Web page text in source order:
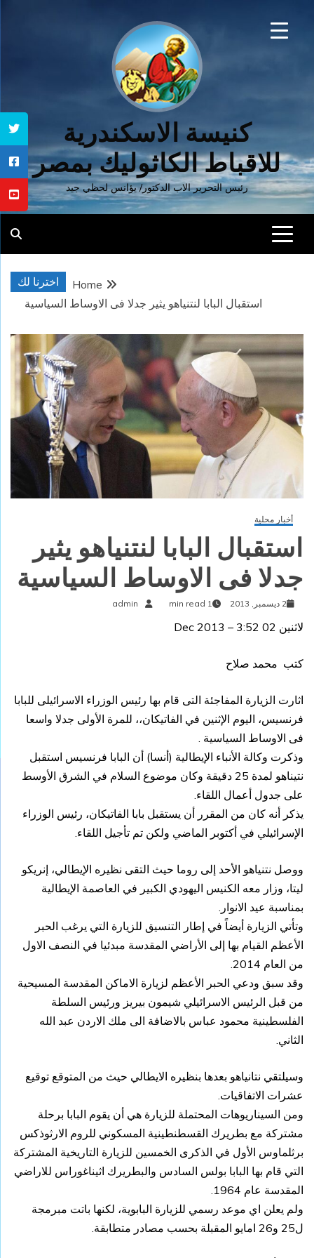
كنيسة الاسكندرية
للاقباط الكاثوليك بمصر
رئيس التحرير الاب الدكتور/ يؤانس لحظي جيد
اخترنا لك
Home
استقبال البابا لنتنياهو يثير جدلا فى الاوساط السياسية
أخبار محلية
استقبال البابا لنتنياهو يثير
جدلا فى الاوساط السياسية
2 ديسمبر, 2013 1 min read
admin
لاثنين 02 Dec 2013 – 3:52
كتب محمد صلاح
اثارت الزيارة المفاجئة التى قام بها رئيس الوزراء الاسرائيلى للبابا
فرنسيس، اليوم الإثنين في الفاتيكان،، للمرة الأولى جدلا واسعا
فى الاوساط السياسية .
وذكرت وكالة الأنباء الإيطالية (أنسا) أن البابا فرنسيس استقبل
نتيناهو لمدة 25 دقيقة وكان موضوع السلام في الشرق الأوسط
على جدول أعمال اللقاء.
يذكر أنه كان من المقرر أن يستقبل بابا الفاتيكان، رئيس الوزراء
الإسرائيلي في أكتوبر الماضي ولكن تم تأجيل اللقاء.
ووصل نتنياهو الأحد إلى روما حيث التقى نظيره الإيطالي، إنريكو
ليتا، وزار معه الكنيس اليهودي الكبير في العاصمة الإيطالية
بمناسبة عيد الانوار.
وتأتي الزيارة أيضاً في إطار التنسيق للزيارة التي يرغب الحبر
الأعظم القيام بها إلى الأراضي المقدسة مبدئيا في النصف الاول
من العام 2014.
وقد سبق ودعي الحبر الأعظم لزيارة الاماكن المقدسة المسيحية
من قبل الرئيس الاسرائيلي شيمون بيريز ورئيس السلطة
الفلسطينية محمود عباس بالاضافة الى ملك الاردن عبد الله
الثاني.
وسيلتقي نتانياهو بعدها بنظيره الايطالي حيث من المتوقع توقيع
عشرات الاتفاقيات.
ومن السيناريوهات المحتملة للزيارة هي أن يقوم البابا برحلة
مشتركة مع بطريرك القسطنطينية المسكوني للروم الارثوذكس
برثلماوس الأول في الذكرى الخمسين للزيارة التاريخية المشتركة
التي قام بها البابا بولس السادس والبطريرك اثيناغوراس للاراضي
المقدسة عام 1964.
ولم يعلن اي موعد رسمي للزيارة البابوية، لكنها باتت مبرمجة
ل25 و26 امايو المقبلة بحسب مصادر متطابقة.